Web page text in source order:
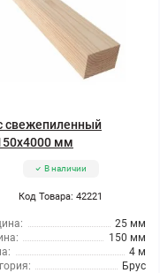
свежепиленный
мм
В наличии
Код Товара: 42221
25 мм
150 мм
4 м
Брус